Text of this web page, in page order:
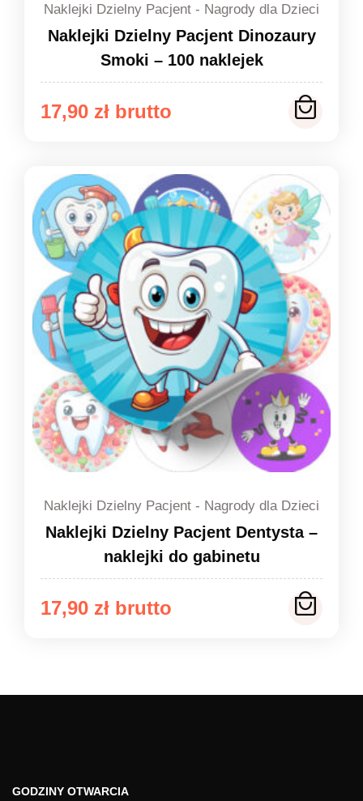
Naklejki Dzielny Pacjent - Nagrody dla Dzieci
Naklejki Dzielny Pacjent Dinozaury
Smoki – 100 naklejek
17,90 zł
Naklejki Dzielny Pacjent - Nagrody dla Dzieci
Naklejki Dzielny Pacjent Dentysta –
naklejki do gabinetu
17,90 zł
GODZINY OTWARCIA